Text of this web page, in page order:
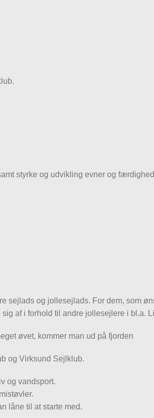
styrke og udvikling evner og
sejlads og jollesejlads. For dem, som
af i forhold til andre jollesejlere i bl.a.
øvet, kommer man ud på fjorden
og Virksund Sejlklub.
og vandsport.
låne til at starte med.